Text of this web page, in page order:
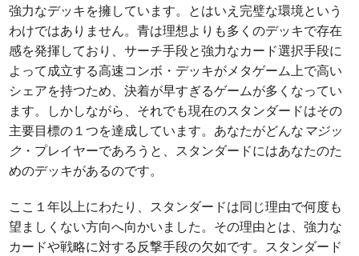
強力なデッキを擁しています。とはいえ完璧な環境という
わけではありません。青は理想よりも多くのデッキで存在
感を発揮しており、サーチ手段と強力なカード選択手段に
よって成立する高速コンボ・デッキがメタゲーム上で高い
シェアを持つため、決着が早すぎるゲームが多くなってい
ます。しかしながら、それでも現在のスタンダードはその
主要目標の１つを達成しています。あなたがどんなマジッ
ク ・プレイヤーであろうと、スタンダードにはあなたのた
めのデッキがあるのです。
ここ１年以上にわたり、スタンダードは同じ理由で何度も
望ましくない方向へ向かいました。その理由とは、強力な
カードや戦略に対する反撃手段の欠如です。スタンダード